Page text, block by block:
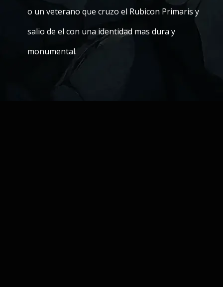
o un veterano que cruzo el Rubicon Primaris y
salio de el con una identidad mas dura y
monumental.